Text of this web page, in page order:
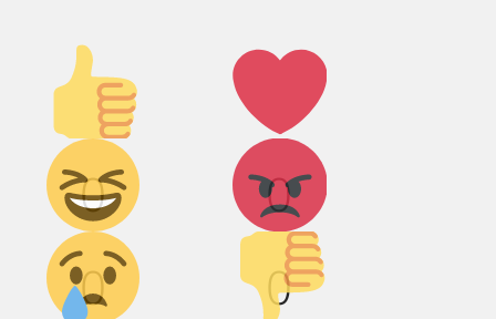
Палец
вверх!
0
Лайк!
0
Дикий
смех!
0
Агрессия!
0
Грусть :(
Палец
вниз!